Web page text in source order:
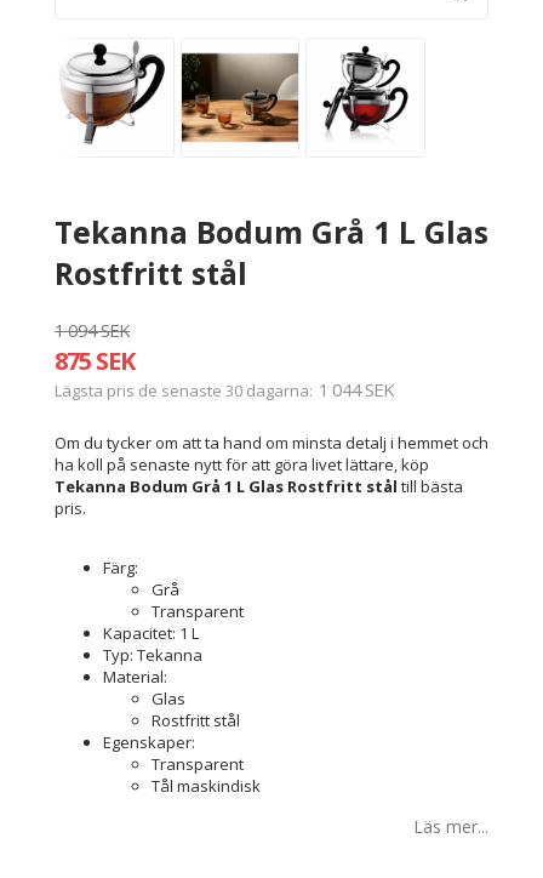
Tekanna Bodum Grå 1 L Glas
Rostfritt stål
1 094 SEK
875 SEK
Lägsta pris de senaste 30 dagarna 1 044 SEK
Om du tycker om att ta hand om minsta detalj i hemmet och
ha koll på senaste nytt för att göra livet lättare, köp
Tekanna Bodum Grå 1 L Glas Rostfritt stål till bästa
pris.
Färg:
Grå
Transparent
Kapacitet: 1 L
Typ: Tekanna
Material:
Glas
Rostfritt stål
Egenskaper:
Transparent
Tål maskindisk
Läs mer...